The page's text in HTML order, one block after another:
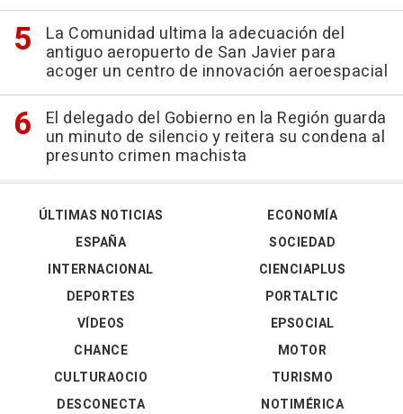
La Comunidad ultima la adecuación del
antiguo aeropuerto de San Javier para
acoger un centro de innovación aeroespacial
El delegado del Gobierno en la Región guarda
un minuto de silencio y reitera su condena al
presunto crimen machista
ÚLTIMAS NOTICIAS
ESPAÑA
INTERNACIONAL
DEPORTES
VÍDEOS
ECONOMÍA
SOCIEDAD
CIENCIAPLUS
PORTALTIC
EPSOCIAL
CHANCE
CULTURAOCIO
DESCONECTA
MOTOR
TURISMO
NOTIMÉRICA